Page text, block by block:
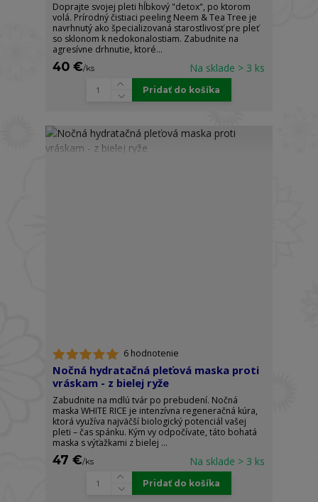
Doprajte svojej pleti hĺbkový "detox", po ktorom
volá. Prírodný čistiaci peeling Neem & Tea Tree je
navrhnutý ako špecializovaná starostlivosť pre pleť
so sklonom k nedokonalostiam. Zabudnite na
agresívne drhnutie, ktoré...
40 €/ks Na sklade > 3 ks
Pridať do košíka
6 hodnotenie
Nočná hydratačná pleťová maska proti
vráskam - z bielej ryže
Zabudnite na mdlú tvár po prebudení. Nočná
maska WHITE RICE je intenzívna regeneračná kúra,
ktorá využíva najväčší biologický potenciál vašej
pleti – čas spánku. Kým vy odpočívate, táto bohatá
maska s výťažkami z bielej ...
47 €/ks Na sklade > 3 ks
Pridať do košíka